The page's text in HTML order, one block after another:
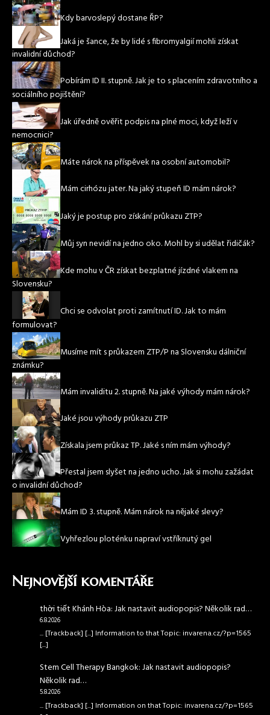
Kdy barvoslepý dostane ŘP?
Jaká je šance, že by lidé s fibromyalgií mohli získat
invalidní důchod?
Pobírám ID II. stupně. Jak je to s placením zdravotního a
sociálního pojištění?
Jak úředně ověřit podpis na plné moci, když leží v
nemocnici?
Máte nárok na příspěvek na osobní automobil?
Mám cirhózu jater. Na jaký stupeň ID mám nárok?
Jaký je postup pro získání průkazu ZTP?
Můj syn nevidí na jedno oko. Mohl by si udělat řidičák?
Kde mohu v ČR získat bezplatné jízdné vlakem na
Slovensku?
Chci se odvolat proti zamítnutí ID. Jak to mám
formulovat?
Musíme mít s průkazem ZTP/P na Slovensku dálniční
známku?
Mám invaliditu 2. stupně. Na jaké výhody mám nárok?
Jaké jsou výhody průkazu ZTP
Získala jsem průkaz TP. Jaké s ním mám výhody?
Přestal jsem slyšet na jedno ucho. Jak si mohu zažádat
o invalidní důchod?
Mám ID 3. stupně. Mám nárok na nějaké slevy?
Vyhřezlou ploténku napraví vstříknutý gel
Nejnovější komentáře
thời tiết Khánh Hòa:Jak nastavit audiopopis? Několik rad…
6.8.2026
... [Trackback] [...] Information to that Topic: invarena.cz/?p=1565
[...]
Stem Cell Therapy Bangkok:Jak nastavit audiopopis?
Několik rad…
5.8.2026
... [Trackback] [...] Information on that Topic: invarena.cz/?p=1565